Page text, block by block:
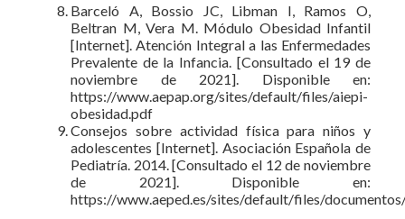
Barceló A, Bossio JC, Libman I, Ramos O,
Beltran M, Vera M. Módulo Obesidad Infantil
[Internet]. Atención Integral a las Enfermedades
Prevalente de la Infancia. [Consultado el 19 de
noviembre de 2021]. Disponible en:
https://www.aepap.org/sites/default/files/aiepi-
obesidad.pdf
Consejos sobre actividad física para niños y
adolescentes [Internet]. Asociación Española de
Pediatría. 2014. [Consultado el 12 de noviembre
de 2021]. Disponible en:
https://www.aeped.es/sites/default/files/